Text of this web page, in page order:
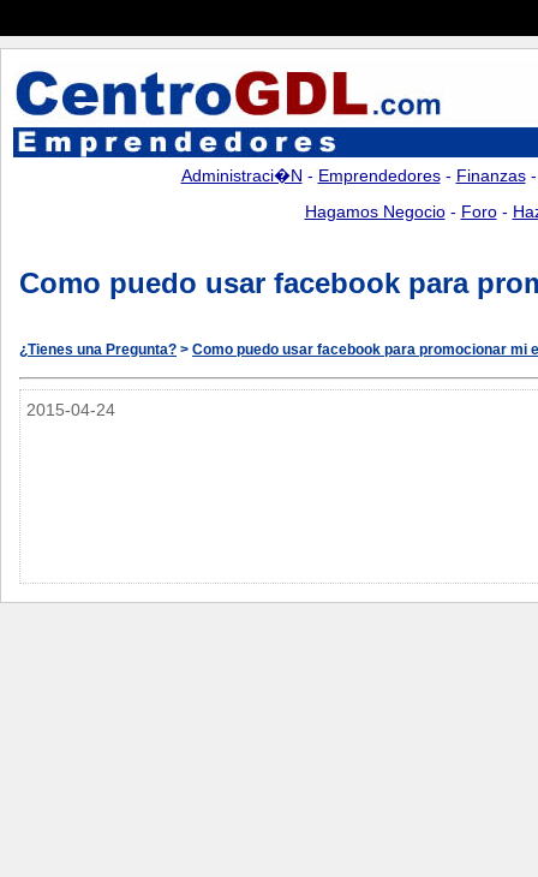
Administraci�n - Emprendedores- Finanzas
Hagamos Negocio- Foro-
Como puedo usar facebook para
¿Tienes una Pregunta? > Como puedo usar facebook para promocionar mi
2015-04-24